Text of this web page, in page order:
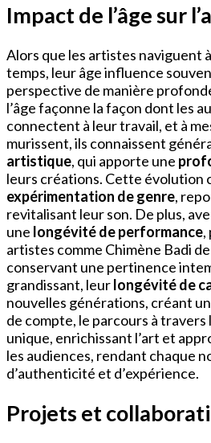
Impact de l’âge sur
Alors que les artistes naviguent
temps, leur âge influence
perspective de manière
l’âge façonne la façon dont les
connectent à leur travail, et à
murissent, ils connaissent
artistique, qui apporte une
leurs créations. Cette évolution
expérimentation de genre,
revitalisant leur son. De plus,
une longévité de performance,
artistes comme Chimène Badi
conservant une pertinence
grandissant, leurlongévité de
nouvelles générations, créant un
de compte, le parcours à travers
unique, enrichissant l’art et
les audiences, rendant chaque
d’authenticité et d’expérience.
Projets et